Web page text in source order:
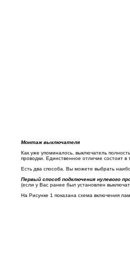
Монтаж выключателя
Как уже упоминалось, выключатель
проводки. Единственное отличие состоит
Есть два способа. Вы можете выбрать
Первый способ подключения нулевого
(если у Вас ранее был установлен
На Рисунке 1 показана схема включения